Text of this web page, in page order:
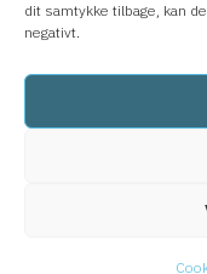
dit samtykke tilbage, kan
negativt.